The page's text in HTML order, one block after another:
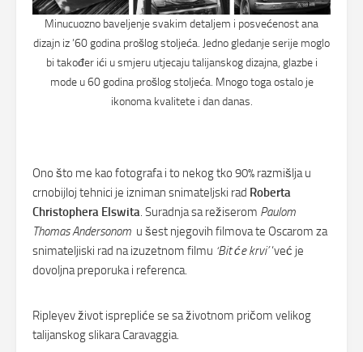
Minucuozno baveljenje svakim detaljem i posvećenost ana
dizajn iz ’60 godina prošlog stoljeća. Jedno gledanje serije moglo
bi također ići u smjeru utjecaju talijanskog dizajna, glazbe i
mode u 60 godina prošlog stoljeća. Mnogo toga ostalo je
ikonoma kvalitete i dan danas.
Ono što me kao fotografa i to nekog tko 90% razmišlja u
crnobijloj tehnici je izniman snimateljski rad Roberta
Christophera Elswita . Suradnja sa režiserom Paulom
Thomas Andersonom u šest njegovih filmova te Oscarom za
snimateljiski rad na izuzetnom filmu ‘Bit će krvi’‘već je
dovoljna preporuka i referenca.
Ripleyev život isprepliće se sa životnom pričom velikog
talijanskog slikara Caravaggia.